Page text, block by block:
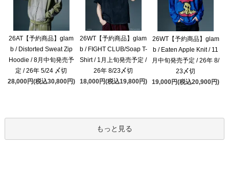
26AT【予約商品】glam
b / Distorted Sweat Zip
Hoodie / 8月中旬発売予
定 / 26年 5/24 〆切
28,000円(税込30,800円)
26WT【予約商品】glam
b / FIGHT CLUB/Soap T-
Shirt / 1月上旬発売予定 /
26年 8/23〆切
18,000円(税込19,800円)
26WT【予約商品】glam
b / Eaten Apple Knit / 11
月中旬発売予定 / 26年 8/
23〆切
19,000円(税込20,900円)
もっと見る